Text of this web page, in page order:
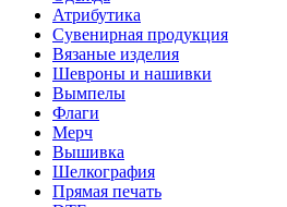
Атрибутика
Сувенирная продукция
Вязаные изделия
Шевроны и нашивки
Вымпелы
Флаги
Мерч
Вышивка
Шелкография
Прямая печать